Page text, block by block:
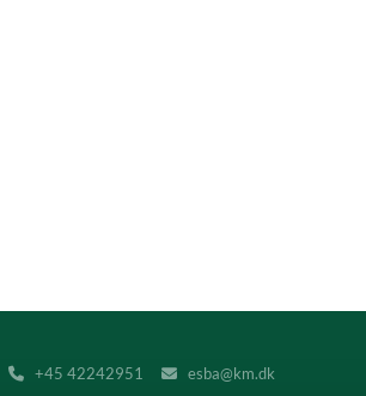
+45 42242951 esba@km.dk